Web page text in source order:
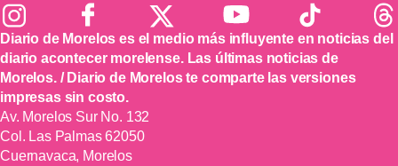
Diario de Morelos es el medio más influyente en noticias del
diario acontecer morelense. Las últimas noticias de
Morelos. / Diario de Morelos te comparte las versiones
impresas sin costo.
Av. Morelos Sur No. 132
Col. Las Palmas 62050
Cuernavaca, Morelos